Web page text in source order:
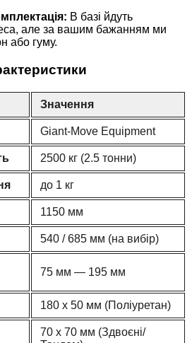
В базі йдуть
але за вашим бажанням ми
або гуму.
Значення
Giant-Move Equipment
2500 кг (2.5 тонни)
до 1 кг
1150 мм
540 / 685 мм (на вибір)
75 мм — 195 мм
180 х 50 мм (Поліуретан)
70 х 70 мм (Здвоєні/